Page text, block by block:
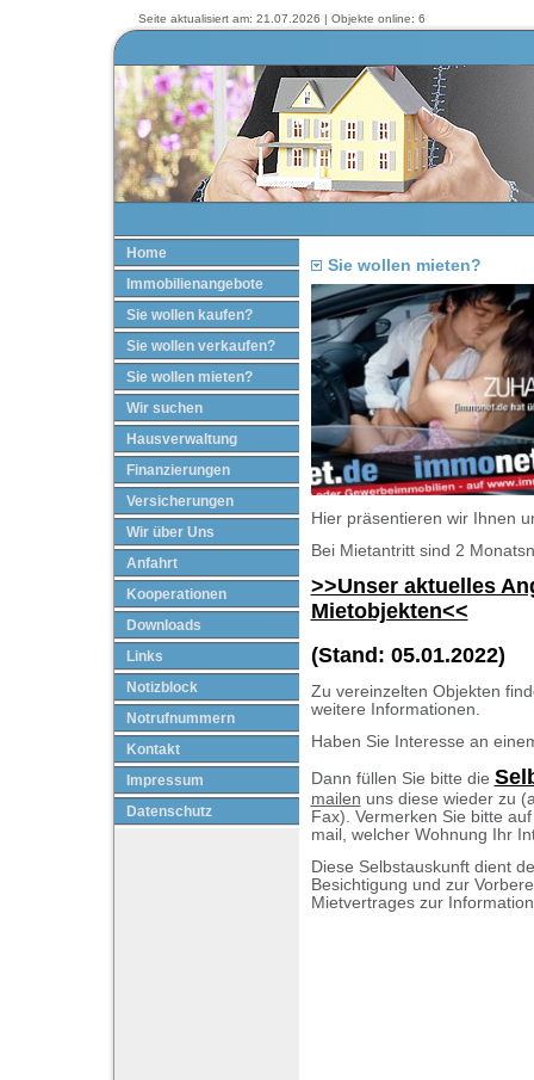
Seite aktualisiert am: 21.07.2026 | Objekte online: 6
Home
Immobilienangebote
Sie wollen kaufen?
Sie wollen verkaufen?
Sie wollen mieten?
Wir suchen
Hausverwaltung
Finanzierungen
Versicherungen
Wir über Uns
Anfahrt
Kooperationen
Downloads
Links
Notizblock
Notrufnummern
Kontakt
Impressum
Datenschutz
Sie wollen mieten?
Hier präsentieren wir Ihnen
Bei Mietantritt sind 2
>>Unser aktuelles
Mietobjekten<<
(Stand: 05.01.2022)
Zu vereinzelten Objekten
weitere Informationen.
Haben Sie Interesse an
Dann füllen Sie bitte die
mailen uns diese wieder zu
Fax). Vermerken Sie bitte
mail, welcher Wohnung Ihr
Diese Selbstauskunft dient
Besichtigung und zur
Mietvertrages zur